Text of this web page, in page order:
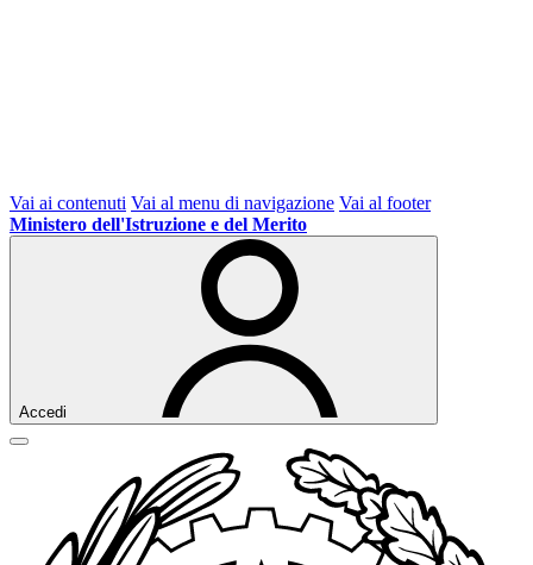
Vai ai contenuti Vai al menu di navigazione Vai al footer
Ministero dell'Istruzione e del Merito
Accedi